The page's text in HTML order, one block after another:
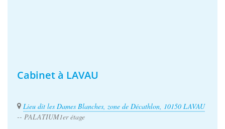
Cabinet à LAVAU
Lieu dit les Dames Blanches, zone de Décathlon, 10150 LAVAU
-- PALATIUM1er étage